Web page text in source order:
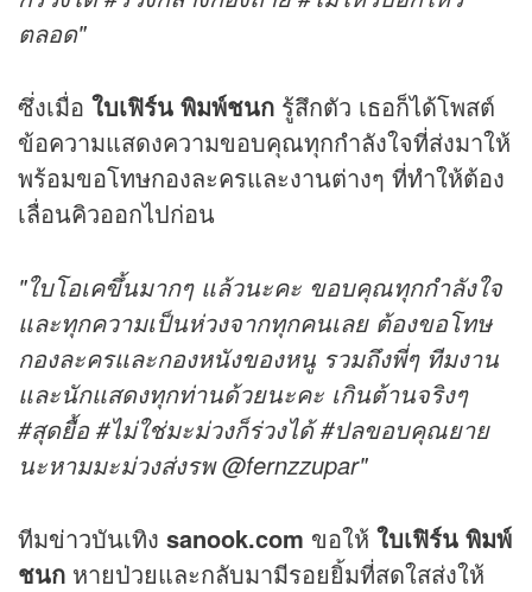
ตลอด"
ซึ่งเมื่อ ใบเฟิร์น พิมพ์ชนก รู้สึกตัว เธอก็ได้โพสต์
ข้อความแสดงความขอบคุณทุกกำลังใจที่ส่งมาให้
พร้อมขอโทษกองละครและงานต่างๆ ที่ทำให้ต้อง
เลื่อนคิวออกไปก่อน
"ใบโอเคขึ้นมากๆ แล้วนะคะ ขอบคุณทุกกำลังใจ
และทุกความเป็นห่วงจากทุกคนเลย ต้องขอโทษ
กองละครและกองหนังของหนู รวมถึงพี่ๆ ทีมงาน
และนักแสดงทุกท่านด้วยนะคะ เกินต้านจริงๆ
#สุดยื้อ #ไม่ใช่มะม่วงก็ร่วงได้ #ปลขอบคุณยาย
นะหามมะม่วงส่งรพ @fernzzupar"
ทีมข่าวบันเทิง sanook.com ขอให้ ใบเฟิร์น พิมพ์
ชนก หายป่วยและกลับมามีรอยยิ้มที่สดใสส่งให้